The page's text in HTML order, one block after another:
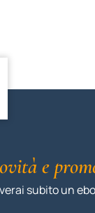
e
subito un